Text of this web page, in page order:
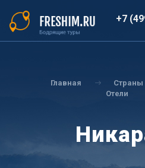
основному
содержанию
+7
Главная Страны
Отели